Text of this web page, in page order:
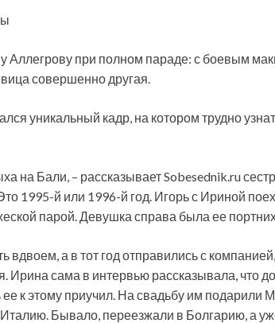
Аллегрову при полном параде: с боевым
совершенно другая.
уникальный кадр, на котором трудно
на Бали, – рассказывает Sobesednik.ru
1995-й или 1996-й год. Игорь с Ириной
парой. Девушка справа была ее
вдвоем, а в тот год отправились с
Ирина сама в интервью рассказывала, что
к этому приучил. На свадьбу им подарили
Италию. Бывало, переезжали в Болгарию, а